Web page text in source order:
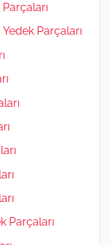
Parçaları
Parçaları